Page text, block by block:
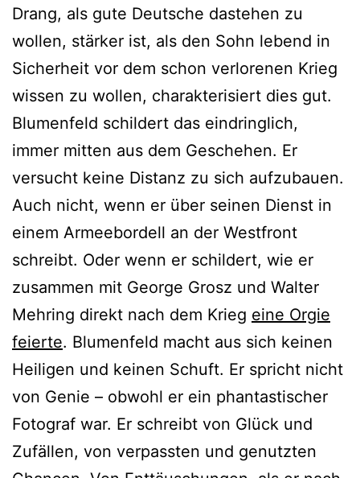
Drang, als gute Deutsche dastehen zu
wollen, stärker ist, als den Sohn lebend in
Sicherheit vor dem schon verlorenen Krieg
wissen zu wollen, charakterisiert dies gut.
Blumenfeld schildert das eindringlich,
immer mitten aus dem Geschehen. Er
versucht keine Distanz zu sich aufzubauen.
Auch nicht, wenn er über seinen Dienst in
einem Armeebordell an der Westfront
schreibt. Oder wenn er schildert, wie er
zusammen mit George Grosz und Walter
Mehring direkt nach dem Krieg eine Orgie
feierte. Blumenfeld macht aus sich keinen
Heiligen und keinen Schuft. Er spricht nicht
von Genie – obwohl er ein phantastischer
Fotograf war. Er schreibt von Glück und
Zufällen, von verpassten und genutzten